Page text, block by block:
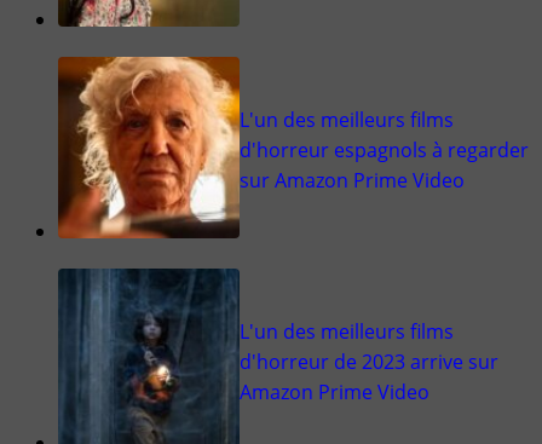
L'un des meilleurs films
d'horreur espagnols à regarder
sur Amazon Prime Video
L'un des meilleurs films
d'horreur de 2023 arrive sur
Amazon Prime Video